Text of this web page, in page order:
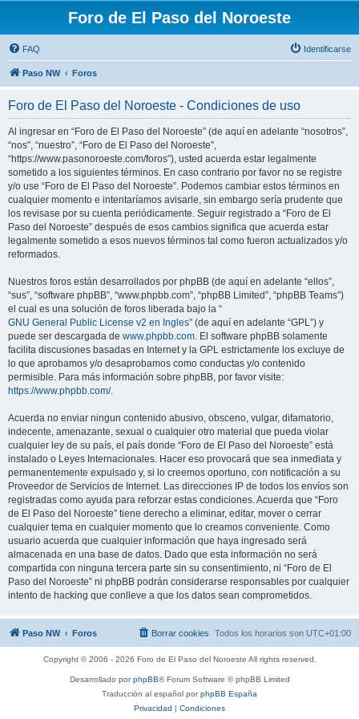
Foro de El Paso del Noroeste
FAQ Identificarse
Paso NW Foros
Foro de El Paso del Noroeste - Condiciones de uso
Al ingresar en “Foro de El Paso del Noroeste” (de aquí en adelante “nosotros”,
“nos”, “nuestro”, “Foro de El Paso del Noroeste”,
“https://www.pasonoroeste.com/foros”), usted acuerda estar legalmente
sometido a los siguientes términos. En caso contrario por favor no se registre
y/o use “Foro de El Paso del Noroeste”. Podemos cambiar estos términos en
cualquier momento e intentaríamos avisarle, sin embargo sería prudente que
los revisase por su cuenta periódicamente. Seguir registrado a “Foro de El
Paso del Noroeste” después de esos cambios significa que acuerda estar
legalmente sometido a esos nuevos términos tal como fueron actualizados y/o
reformados.
Nuestros foros están desarrollados por phpBB (de aquí en adelante “ellos”,
“sus”, “software phpBB”, “www.phpbb.com”, “phpBB Limited”, “phpBB Teams”)
el cual es una solución de foros liberada bajo la “
GNU General Public License v2 en Ingles” (de aquí en adelante “GPL”) y
puede ser descargada de www.phpbb.com. El software phpBB solamente
facilita discusiones basadas en Internet y la GPL estrictamente los excluye de
lo que aprobamos y/o desaprobamos como conductas y/o contenido
permisible. Para más información sobre phpBB, por favor visite:
https://www.phpbb.com/.
Acuerda no enviar ningun contenido abusivo, obsceno, vulgar, difamatorio,
indecente, amenazante, sexual o cualquier otro material que pueda violar
cualquier ley de su país, el país donde “Foro de El Paso del Noroeste” está
instalado o Leyes Internacionales. Hacer eso provocará que sea inmediata y
permanentemente expulsado y, si lo creemos oportuno, con notificación a su
Proveedor de Servicios de Internet. Las direcciones IP de todos los envíos son
registradas como ayuda para reforzar estas condiciones. Acuerda que “Foro
de El Paso del Noroeste” tiene derecho a eliminar, editar, mover o cerrar
cualquier tema en cualquier momento que lo creamos conveniente. Como
usuario acuerda que cualquier información que haya ingresado será
almacenada en una base de datos. Dado que esta información no será
compartida con ninguna tercera parte sin su consentimiento, ni “Foro de El
Paso del Noroeste” ni phpBB podrán considerarse responsables por cualquier
intento de hacking que conlleve a que los datos sean comprometidos.
Paso NW Foros Todos los horarios son UTC+01:00
Borrar cookies
Copyright © 2006 - 2026 Foro de El Paso del Noroeste All rights reserved.
Desarrollado porphpBB® Forum Software © phpBB Limited
Traducción al español porphpBB España
Privacidad | Condiciones